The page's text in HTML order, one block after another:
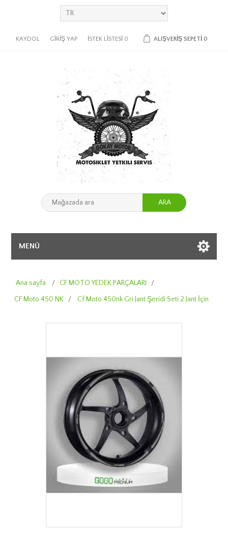
KAYDOL GIRIŞ YAP İSTEK LISTESI 0 ALIŞVERIŞ SEPETI 0
ARA
MENÜ
Ana sayfa / CF MOTO YEDEK PARÇALARI
/
CF Moto 450 NK
/ Cf Moto 450nk Gri Jant Şeridi Seti 2 Jant İçin